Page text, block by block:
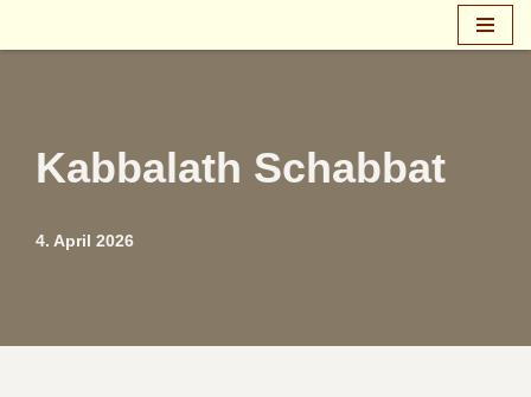
Kabbalath Schabbat
4. April 2026